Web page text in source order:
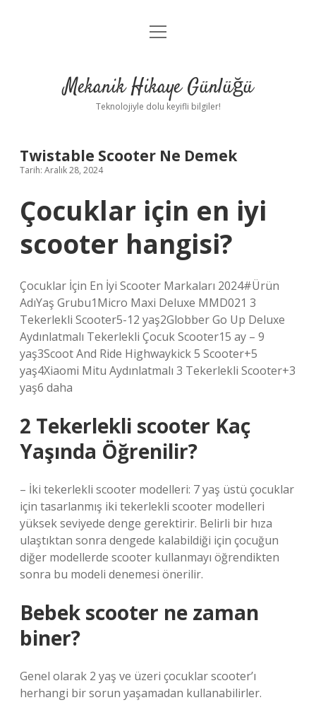
Anasayfa
Yasal Uyarı
menüyü
Mekanik Hikaye Günlüğü
Teknolojiyle dolu keyifli bilgiler!
Twistable Scooter Ne Demek
Tarih: Aralık 28, 2024
Çocuklar için en iyi
scooter hangisi?
Çocuklar İçin En İyi Scooter Markaları 2024#Ürün
AdıYaş Grubu1Micro Maxi Deluxe MMD021 3
Tekerlekli Scooter5-12 yaş2Globber Go Up Deluxe
Aydınlatmalı Tekerlekli Çocuk Scooter15 ay – 9
yaş3Scoot And Ride Highwaykick 5 Scooter+5
yaş4Xiaomi Mitu Aydınlatmalı 3 Tekerlekli Scooter+3
yaş6 daha
2 Tekerlekli scooter Kaç
Yaşında Öğrenilir?
– İki tekerlekli scooter modelleri: 7 yaş üstü çocuklar
için tasarlanmış iki tekerlekli scooter modelleri
yüksek seviyede denge gerektirir. Belirli bir hıza
ulaştıktan sonra dengede kalabildiği için çocuğun
diğer modellerde scooter kullanmayı öğrendikten
sonra bu modeli denemesi önerilir.
Bebek scooter ne zaman
biner?
Genel olarak 2 yaş ve üzeri çocuklar scooter’ı
herhangi bir sorun yaşamadan kullanabilirler.